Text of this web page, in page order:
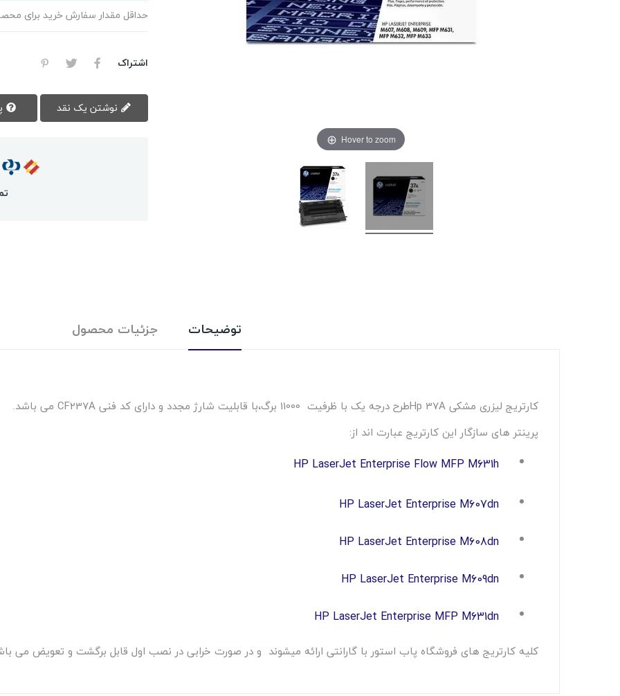
Hover to zoom
حداقل مقدار سفارش خرید برای محصول 10
اشتراک
توضیحات جزئیات محصول
کارتریج لیزری مشکی Hp 37Aطرح درجه یک با ظرفیت 11000 برگ،با قابلیت شارژ مجدد و دارای کد فنی CF237A می باشد.
پرینتر های سازگار این کارتریج عبارت اند از:
HP LaserJet Enterprise Flow MFP M631h
HP LaserJet Enterprise M607dn
HP LaserJet Enterprise M608dn
HP LaserJet Enterprise M609dn
HP LaserJet Enterprise MFP M631dn
کلیه کارتریج های فروشگاه پاب استور با گارانتی ارائه میشوند و در صورت خرابی در نصب اول قابل برگشت و تعویض می